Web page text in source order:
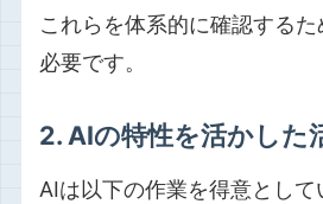
これらを体系的に確認する
必要です。
2. AIの特性を活かした
AIは以下の作業を得意として